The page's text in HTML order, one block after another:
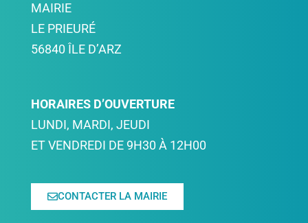
MAIRIE
LE PRIEURÉ
56840 ÎLE D’ARZ
HORAIRES D’OUVERTURE
LUNDI, MARDI, JEUDI
ET VENDREDI DE 9H30 À 12H00
CONTACTER LA MAIRIE